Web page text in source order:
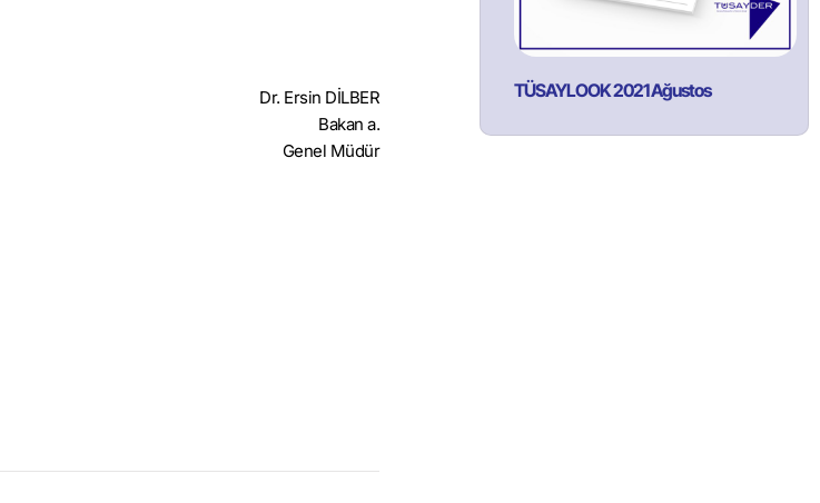
Dr. Ersin DİLBER
Bakan a.
Genel Müdür
TÜSAYLOOK 2021 Ağustos